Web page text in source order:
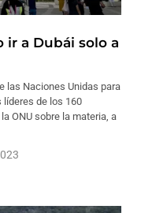
ir a Dubái solo a
las Naciones Unidas para
líderes de los 160
ONU sobre la materia, a